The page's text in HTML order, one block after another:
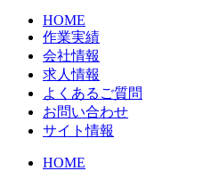
HOME
作業実績
会社情報
求人情報
よくあるご質問
お問い合わせ
サイト情報
HOME